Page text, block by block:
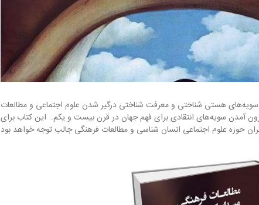
هستی ‌شناختی و معرفت شناختی درگیر شدن علوم اجتماعی و مطالعات
آمدن سویه‌های انتقادی برای فهم جهان در قرن بیست و یکم. این کتاب برای